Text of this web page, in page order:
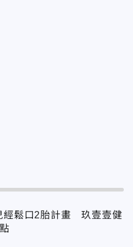
經鬆口2胎計畫 玖壹壹健